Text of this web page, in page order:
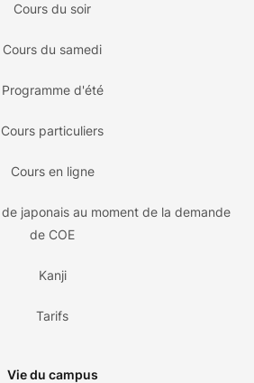
Cours du soir
Cours du samedi
Programme d'été
Cours particuliers
Cours en ligne
japonais au moment de la demande
de COE
Kanji
Tarifs
Vie du campus